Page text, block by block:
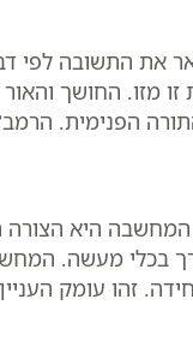
את התשובה לפי
מזו. החושך
הפנימית.
היא הצורה
בכלי מעשה.
זהו עומק